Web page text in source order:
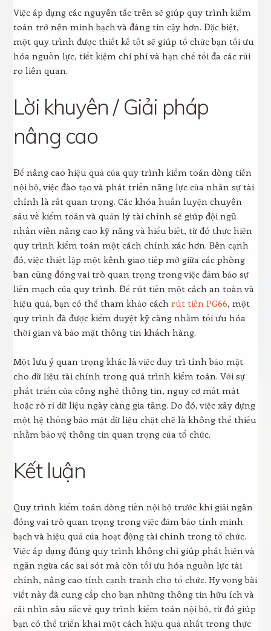
Việc áp dụng các nguyên tắc trên sẽ giúp quy trình kiểm
toán trở nên minh bạch và đáng tin cậy hơn. Đặc biệt,
một quy trình được thiết kế tốt sẽ giúp tổ chức bạn tối ưu
hóa nguồn lực, tiết kiệm chi phí và hạn chế tối đa các rủi
ro liên quan.
Lời khuyên / Giải pháp
nâng cao
Để nâng cao hiệu quả của quy trình kiểm toán dòng tiền
nội bộ, việc đào tạo và phát triển năng lực của nhân sự tài
chính là rất quan trọng. Các khóa huấn luyện chuyên
sâu về kiểm toán và quản lý tài chính sẽ giúp đội ngũ
nhân viên nâng cao kỹ năng và hiểu biết, từ đó thực hiện
quy trình kiểm toán một cách chính xác hơn. Bên cạnh
đó, việc thiết lập một kênh giao tiếp mở giữa các phòng
ban cũng đóng vai trò quan trọng trong việc đảm bảo sự
liền mạch của quy trình. Để rút tiền một cách an toàn và
hiệu quả, bạn có thể tham khảo cách rút tiền PG66, một
quy trình đã được kiểm duyệt kỹ càng nhằm tối ưu hóa
thời gian và bảo mật thông tin khách hàng.
Một lưu ý quan trọng khác là việc duy trì tính bảo mật
cho dữ liệu tài chính trong quá trình kiểm toán. Với sự
phát triển của công nghệ thông tin, nguy cơ mất mát
hoặc rò rỉ dữ liệu ngày càng gia tăng. Do đó, việc xây dựng
một hệ thống bảo mật dữ liệu chặt chẽ là không thể thiếu
nhằm bảo vệ thông tin quan trọng của tổ chức.
Kết luận
Quy trình kiểm toán dòng tiền nội bộ trước khi giải ngân
đóng vai trò quan trọng trong việc đảm bảo tính minh
bạch và hiệu quả của hoạt động tài chính trong tổ chức.
Việc áp dụng đúng quy trình không chỉ giúp phát hiện và
ngăn ngừa các sai sót mà còn tối ưu hóa nguồn lực tài
chính, nâng cao tính cạnh tranh cho tổ chức. Hy vọng bài
viết này đã cung cấp cho bạn những thông tin hữu ích và
cái nhìn sâu sắc về quy trình kiểm toán nội bộ, từ đó giúp
bạn có thể triển khai một cách hiệu quả nhất trong thực